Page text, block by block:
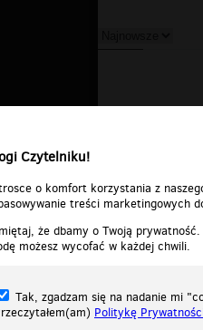
Czytelniku!
o komfort korzystania z
treści marketingowych
że dbamy o Twoją
możesz wycofać w każdej chwili.
Tak, zgadzam się na nadanie mi
Politykę